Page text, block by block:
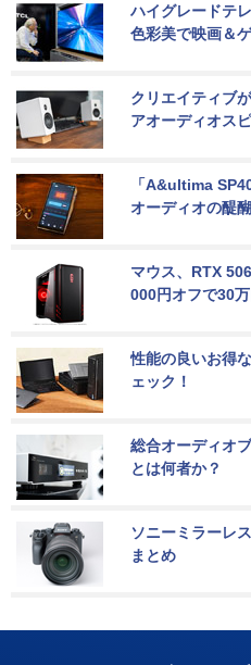
ハイグレードテ
色彩美で映画＆
クリエイティブ
アオーディオス
「A&ultima
オーディオの醍
マウス、RTX
000円オフで30万
性能の良いお得
ェック！
総合オーディオ
とは何者か？
ソニーミラーレ
まとめ